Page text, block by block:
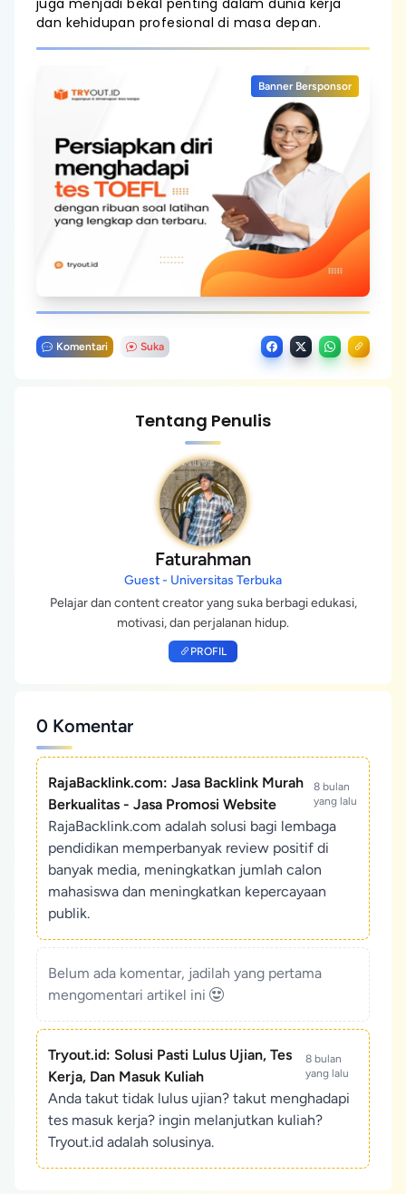
juga menjadi bekal penting dalam dunia kerja
dan kehidupan profesional di masa depan.
Banner Bersponsor
Komentari Suka
Tentang Penulis
Faturahman
Guest - Universitas Terbuka
Pelajar dan content creator yang suka berbagi edukasi,
motivasi, dan perjalanan hidup.
PROFIL
0 Komentar
RajaBacklink.com: Jasa Backlink Murah
Berkualitas - Jasa Promosi Website
8 bulan
yang lalu
RajaBacklink.com adalah solusi bagi lembaga
pendidikan memperbanyak review positif di
banyak media, meningkatkan jumlah calon
mahasiswa dan meningkatkan kepercayaan
publik.
Belum ada komentar, jadilah yang pertama
mengomentari artikel ini
Tryout.id: Solusi Pasti Lulus Ujian, Tes
Kerja, Dan Masuk Kuliah
8 bulan
yang lalu
Anda takut tidak lulus ujian? takut menghadapi
tes masuk kerja? ingin melanjutkan kuliah?
Tryout.id adalah solusinya.